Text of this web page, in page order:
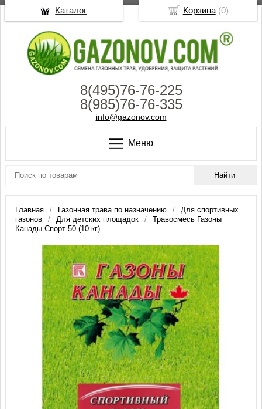
8(495)76-76-225
8(985)76-76-335
info@gazonov.com
Меню
Главная Газонная трава по назначению
Для спортивных
газонов
Для детских площадок
Травосмесь Газоны
Канады Спорт 50 (10 кг)
Корзина(0)
Каталог